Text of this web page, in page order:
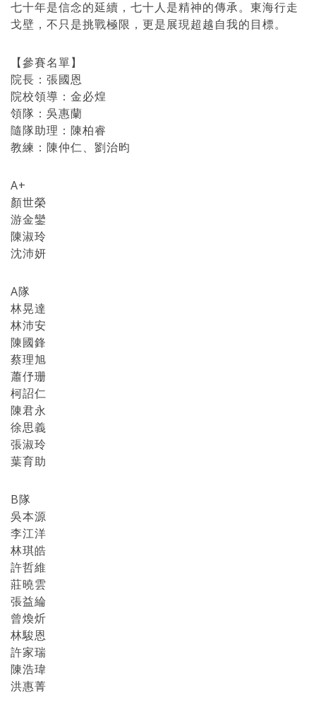
七十年是信念的延續，七十人是精神的傳承。東海行走
戈壁，不只是挑戰極限，更是展現超越自我的目標。
【參賽名單】
院長：張國恩
院校領導：金必煌
領隊：吳惠蘭
隨隊助理：陳柏睿
教練：陳仲仁、劉治昀
A+
顏世榮
游金鑾
陳淑玲
沈沛妍
A隊
林晃達
林沛安
陳國鋒
蔡理旭
蕭伃珊
柯詔仁
陳君永
徐思義
張淑玲
葉育助
B隊
吳本源
李江洋
林琪皓
許哲維
莊曉雲
張益綸
曾煥炘
林駿恩
許家瑞
陳浩瑋
洪惠菁